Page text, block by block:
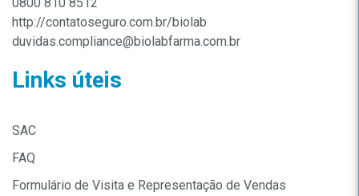
http://contatoseguro.com.br/biolab
duvidas.compliance@biolabfarma.com.br
Links úteis
SAC
FAQ
Formulário de Visita e Representação de Vendas